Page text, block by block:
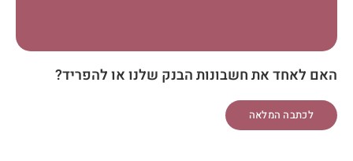
האם לאחד את חשבונות הבנק שלנו או להפריד?
לכתבה המלאה